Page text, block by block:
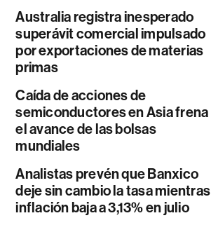
Australia registra inesperado
superávit comercial impulsado
por exportaciones de materias
primas
Caída de acciones de
semiconductores en Asia frena
el avance de las bolsas
mundiales
Analistas prevén que Banxico
deje sin cambio la tasa mientras
inflación baja a 3,13% en julio